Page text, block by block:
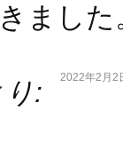
ました
: 2022年2月2